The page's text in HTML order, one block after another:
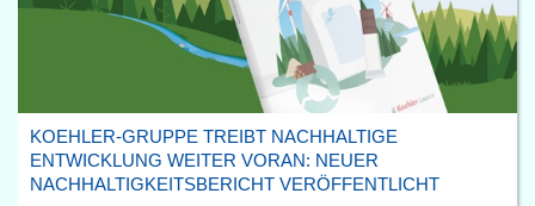
KOEHLER-GRUPPE TREIBT NACHHALTIGE
ENTWICKLUNG WEITER VORAN: NEUER
NACHHALTIGKEITSBERICHT VERÖFFENTLICHT